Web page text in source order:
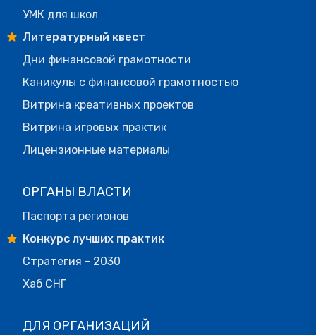
УМК для школ
Литературный квест
Дни финансовой грамотности
Каникулы с финансовой грамотностью
Витрина креативных проектов
Витрина игровых практик
Лицензионные материалы
ОРГАНЫ ВЛАСТИ
Паспорта регионов
Конкурс лучших практик
Стратегия - 2030
Хаб СНГ
ДЛЯ ОРГАНИЗАЦИЙ